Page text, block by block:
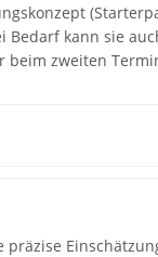
kann sie
zweiten